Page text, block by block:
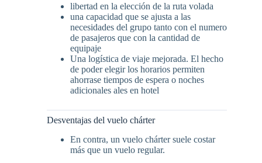
libertad en la elección de la ruta volada
una capacidad que se ajusta a las
necesidades del grupo tanto con el numero
de pasajeros que con la cantidad de
equipaje
Una logística de viaje mejorada. El hecho
de poder elegir los horarios permiten
ahorrase tiempos de espera o noches
adicionales ales en hotel
Desventajas del vuelo chárter
En contra, un vuelo chárter suele costar
más que un vuelo regular.